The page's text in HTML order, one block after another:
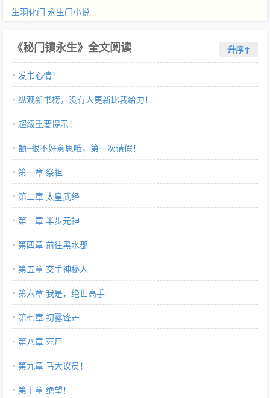
生羽化门 永生门小说
《秘门镇永生》全文阅读 升序↑
发书心情！
纵观新书榜，没有人更新比我给力！
超级重要提示！
额~很不好意思哦，第一次请假！
第一章 祭祖
第二章 太皇武经
第三章 半步元神
第四章 前往黑水郡
第五章 交手神秘人
第六章 我是，绝世高手
第七章 初露锋芒
第八章 死尸
第九章 马大议员！
第十章 绝望！